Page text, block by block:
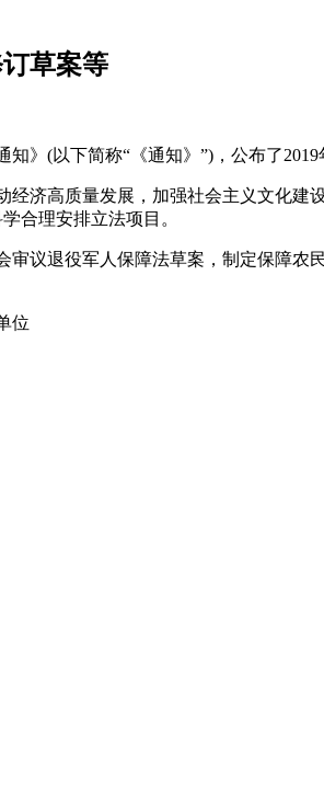
草案等
》(以下简称“《通知》”)，公布了
经济高质量发展，加强社会主义文化
合理安排立法项目。
议退役军人保障法草案，制定保障
位